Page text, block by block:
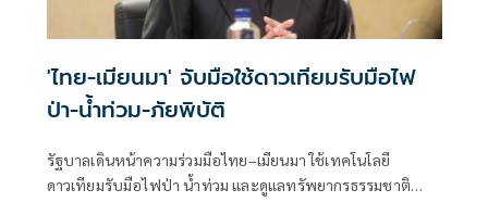
'ไทย-เมียนมา' จับมือใช้ดาวเทียมรับมือไฟ
ป่า-น้ำท่วม-ภัยพิบัติ
รัฐบาลเดินหน้าความร่วมมือไทย–เมียนมา ใช้เทคโนโลยี
ดาวเทียมรับมือไฟป่า น้ำท่วม และดูแลทรัพยากรธรรมชาติ